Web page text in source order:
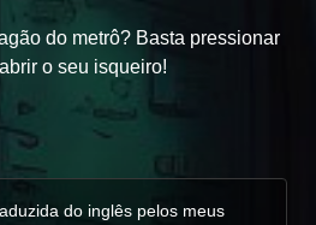
do metrô? Basta pressionar
o seu isqueiro!
do inglês pelos meus